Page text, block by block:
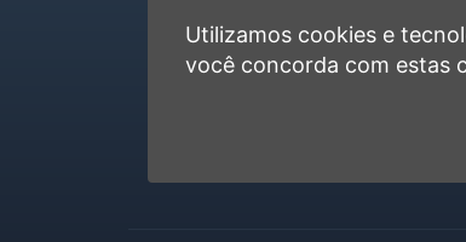
real.Utilizamos cookies e
você concorda com estas